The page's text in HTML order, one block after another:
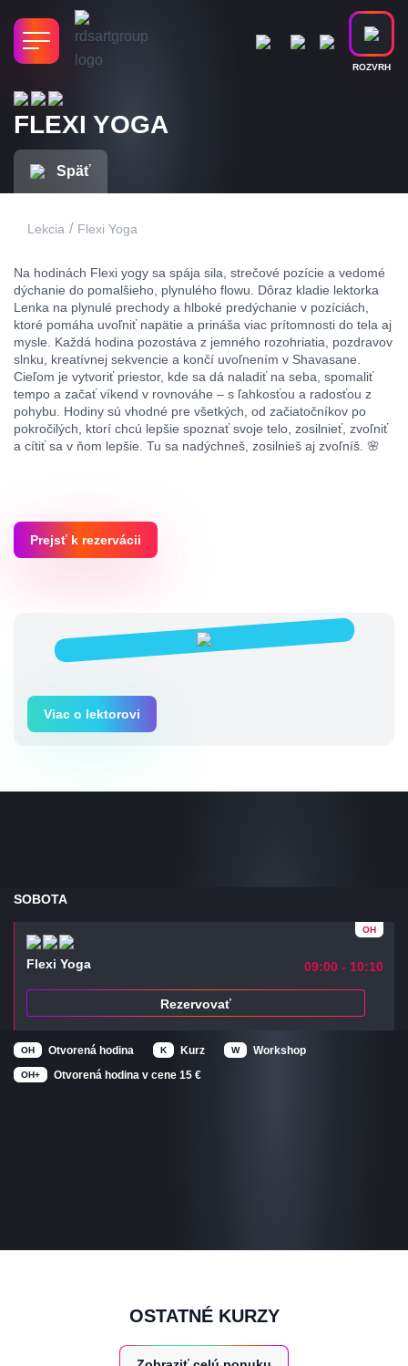
ROZVRH
FLEXI YOGA
Späť
Lekcia / Flexi Yoga
Na hodinách Flexi yogy sa spája sila, strečové pozície a vedomé
dýchanie do pomalšieho, plynulého flowu. Dôraz kladie lektorka
Lenka na plynulé prechody a hlboké predýchanie v pozíciách,
ktoré pomáha uvoľniť napätie a prináša viac prítomnosti do tela aj
mysle. Každá hodina pozostáva z jemného rozohriatia, pozdravov
slnku, kreatívnej sekvencie a končí uvoľnením v Shavasane.
Cieľom je vytvoriť priestor, kde sa dá naladiť na seba, spomaliť
tempo a začať víkend v rovnováhe – s ľahkosťou a radosťou z
pohybu. Hodiny sú vhodné pre všetkých, od začiatočníkov po
pokročilých, ktorí chcú lepšie spoznať svoje telo, zosilnieť, zvoľniť
a cítiť sa v ňom lepšie. Tu sa nadýchneš, zosilnieš aj zvoľníš. 🌸
Prejsť k rezervácii
Viac o lektorovi
SOBOTA
OH
Flexi Yoga 09:00 - 10:10
Rezervovať
OH Otvorená hodina K Kurz W Workshop
OH+ Otvorená hodina v cene 15 €
OSTATNÉ KURZY